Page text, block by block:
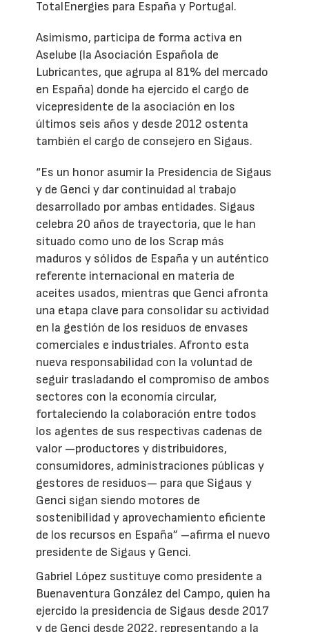
TotalEnergies para España y Portugal.
Asimismo, participa de forma activa en
Aselube (la Asociación Española de
Lubricantes, que agrupa al 81% del mercado
en España) donde ha ejercido el cargo de
vicepresidente de la asociación en los
últimos seis años y desde 2012 ostenta
también el cargo de consejero en Sigaus.
“Es un honor asumir la Presidencia de Sigaus
y de Genci y dar continuidad al trabajo
desarrollado por ambas entidades. Sigaus
celebra 20 años de trayectoria, que le han
situado como uno de los Scrap más
maduros y sólidos de España y un auténtico
referente internacional en materia de
aceites usados, mientras que Genci afronta
una etapa clave para consolidar su actividad
en la gestión de los residuos de envases
comerciales e industriales. Afronto esta
nueva responsabilidad con la voluntad de
seguir trasladando el compromiso de ambos
sectores con la economía circular,
fortaleciendo la colaboración entre todos
los agentes de sus respectivas cadenas de
valor —productores y distribuidores,
consumidores, administraciones públicas y
gestores de residuos— para que Sigaus y
Genci sigan siendo motores de
sostenibilidad y aprovechamiento eficiente
de los recursos en España” –afirma el nuevo
presidente de Sigaus y Genci.
Gabriel López sustituye como presidente a
Buenaventura González del Campo, quien ha
ejercido la presidencia de Sigaus desde 2017
y de Genci desde 2022, representando a la